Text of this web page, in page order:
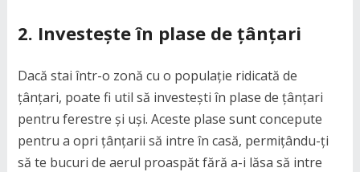
2. Investește în plase de țânțari
Dacă stai într-o zonă cu o populație ridicată de
țânțari, poate fi util să investești în plase de țânțari
pentru ferestre și uși. Aceste plase sunt concepute
pentru a opri țânțarii să intre în casă, permițându-ți
să te bucuri de aerul proaspăt fără a-i lăsa să intre